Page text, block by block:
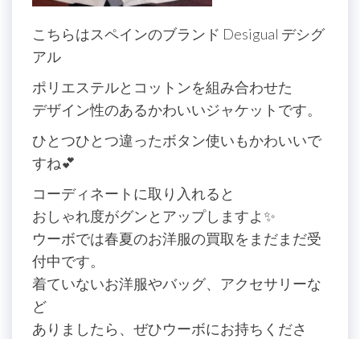
こちらはスペインのブランド Desigual デシグ
アル
ポリエステルとコットンを組み合わせた
デザイン性のあるかわいいジャケットです。
ひとつひとつ違ったボタン使いもかわいいで
すね💕
コーディネートに取り入れると
おしゃれ度がグンとアップしますよ✨
ウーボでは春夏のお洋服の買取をまだまだ受
付中です。
着ていないお洋服やバッグ、アクセサリーな
ど
ありましたら、ぜひウーボにお持ちくださ